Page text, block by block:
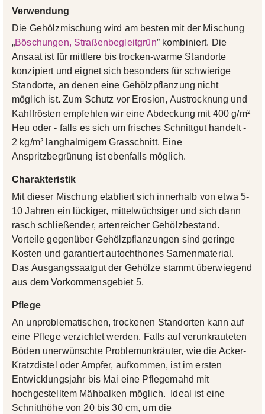
Verwendung
Die Gehölzmischung wird am besten mit der Mischung
„Böschungen, Straßenbegleitgrün” kombiniert. Die
Ansaat ist für mittlere bis trocken-warme Standorte
konzipiert und eignet sich besonders für schwierige
Standorte, an denen eine Gehölzpflanzung nicht
möglich ist. Zum Schutz vor Erosion, Austrocknung und
Kahlfrösten empfehlen wir eine Abdeckung mit 400 g/m²
Heu oder - falls es sich um frisches Schnittgut handelt -
2 kg/m² langhalmigem Grasschnitt. Eine
Anspritzbegrünung ist ebenfalls möglich.
Charakteristik
Mit dieser Mischung etabliert sich innerhalb von etwa 5-
10 Jahren ein lückiger, mittelwüchsiger und sich dann
rasch schließender, artenreicher Gehölzbestand.
Vorteile gegenüber Gehölzpflanzungen sind geringe
Kosten und garantiert autochthones Samenmaterial.
Das Ausgangssaatgut der Gehölze stammt überwiegend
aus dem Vorkommensgebiet 5.
Pflege
An unproblematischen, trockenen Standorten kann auf
eine Pflege verzichtet werden. Falls auf verunkrauteten
Böden unerwünschte Problemunkräuter, wie die Acker-
Kratzdistel oder Ampfer, aufkommen, ist im ersten
Entwicklungsjahr bis Mai eine Pflegemahd mit
hochgestelltem Mähbalken möglich. Ideal ist eine
Schnitthöhe von 20 bis 30 cm, um die